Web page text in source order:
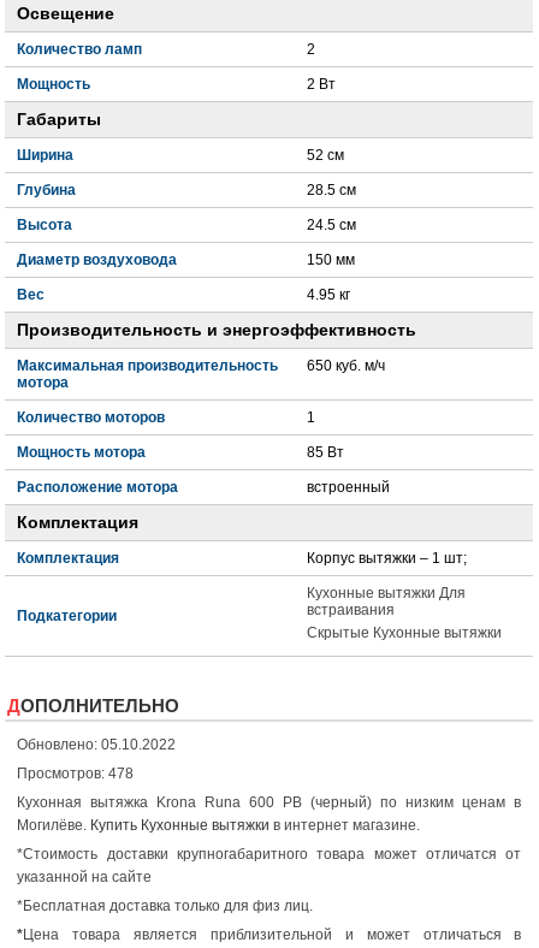
Освещение
Количество ламп 2
Мощность 2 Вт
Габариты
Ширина 52 см
Глубина 28.5 см
Высота 24.5 см
Диаметр воздуховода 150 мм
Вес 4.95 кг
Производительность и энергоэффективность
Максимальная производительность
мотора
650 куб. м/ч
Количество моторов 1
Мощность мотора 85 Вт
Расположение мотора встроенный
Комплектация
Комплектация Корпус вытяжки – 1 шт;
Подкатегории
Кухонные вытяжки Для
встраивания
Скрытые Кухонные вытяжки
ДОПОЛНИТЕЛЬНО
Обновлено: 05.10.2022
Просмотров: 478
Кухонная вытяжка Krona Runa 600 PB (черный) по низким ценам в
Могилёве. Купить Кухонные вытяжки в интернет магазине.
*Стоимость доставки крупногабаритного товара может отличатся от
указанной на сайте
*Бесплатная доставка только для физ лиц.
*Цена товара является приблизительной и может отличаться в